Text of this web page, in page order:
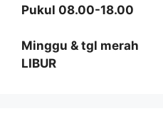
Pukul 08.00-18.00
Minggu & tgl merah
LIBUR